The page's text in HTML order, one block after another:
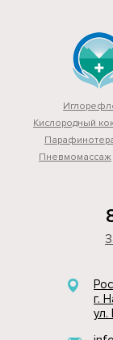
Кислородный
Пневмомассаж
г.
ул.